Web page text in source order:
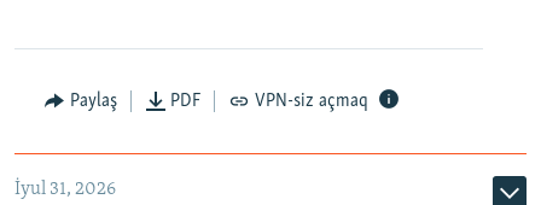
Paylaş PDF VPN-siz açmaq
İyul 31, 2026